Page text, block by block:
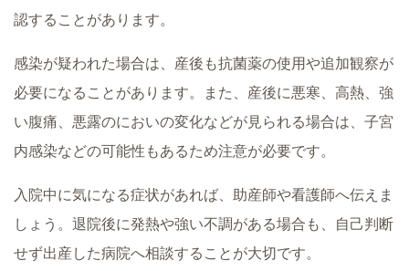
認することがあります。
感染が疑われた場合は、産後も抗菌薬の使用や追加観察が
必要になることがあります。また、産後に悪寒、高熱、強
い腹痛、悪露のにおいの変化などが見られる場合は、子宮
内感染などの可能性もあるため注意が必要です。
入院中に気になる症状があれば、助産師や看護師へ伝えま
しょう。退院後に発熱や強い不調がある場合も、自己判断
せず出産した病院へ相談することが大切です。